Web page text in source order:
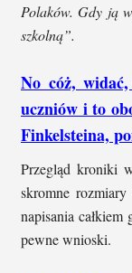
Polaków. Gdy ją
szkolną”.
No cóż,
uczniów i to
Finkelsteina,
Przegląd kroniki
skromne
napisania
pewne wnioski.